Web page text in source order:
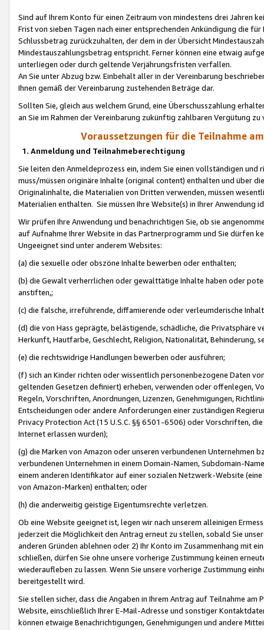
Sind auf Ihrem Konto für einen Zeitraum von mindestens drei Jahren
Frist von sieben Tagen nach einer entsprechenden Ankündigung die
Schlussbetrag zurückzuhalten, der dem in der Übersicht
Mindestauszahlungsbetrag entspricht. Ferner können eine etwaig
unterliegen oder durch geltende Verjährungsfristen verfallen.
An Sie unter Abzug bzw. Einbehalt aller in der Vereinbarung
Ihnen gemäß der Vereinbarung zustehenden Beträge dar.
Sollten Sie, gleich aus welchem Grund, eine Überschusszahlung
an Sie im Rahmen der Vereinbarung zukünftig zahlbaren Vergütung zu
Voraussetzungen für die Teilnahme
1. Anmeldung und Teilnahmeberechtigung
Sie leiten den Anmeldeprozess ein, indem Sie einen vollständigen
muss/müssen originäre Inhalte (original content) enthalten und über
Originalinhalte, die Materialien von Dritten verwenden, müssen
Materialien enthalten. Sie müssen Ihre Website(s) in Ihrer Anwendung
Wir prüfen Ihre Anwendung und benachrichtigen Sie, ob sie
auf Aufnahme Ihrer Website in das Partnerprogramm und Sie dürfen
Ungeeignet sind unter anderem Websites:
(a) die sexuelle oder obszöne Inhalte bewerben oder enthalten;
(b) die Gewalt verherrlichen oder gewalttätige Inhalte haben oder
anstiften,;
(c) die falsche, irreführende, diffamierende oder verleumderische
(d) die von Hass geprägte, belästigende, schädliche, die Privatsphäre
Herkunft, Hautfarbe, Geschlecht, Religion, Nationalität, Behinderung,
(e) die rechtswidrige Handlungen bewerben oder ausführen;
(f) sich an Kinder richten oder wissentlich personenbezogene Daten
geltenden Gesetzen definiert) erheben, verwenden oder offenlegen,
Regeln, Vorschriften, Anordnungen, Lizenzen, Genehmigungen,
Entscheidungen oder andere Anforderungen einer zuständigen
Privacy Protection Act (15 U.S.C. §§ 6501-6506) oder Vorschriften,
Internet erlassen wurden);
(g) die Marken von Amazon oder unseren verbundenen Unternehmen
verbundenen Unternehmen in einem Domain-Namen, Subdomain-
einem anderen Identifikator auf einer sozialen Netzwerk-Website
von Amazon-Marken) enthalten; oder
(h) die anderweitig geistige Eigentumsrechte verletzen.
Ob eine Website geeignet ist, legen wir nach unserem alleinigen
jederzeit die Möglichkeit den Antrag erneut zu stellen, sobald Sie
anderen Gründen ablehnen oder 2) Ihr Konto im Zusammenhang mit
schließen, dürfen Sie ohne unsere vorherige Zustimmung keinen
wiederaufleben zu lassen. Wenn Sie unsere vorherige Zustimmung
bereitgestellt wird.
Sie stellen sicher, dass die Angaben in Ihrem Antrag auf Teilnahme
Website, einschließlich Ihrer E-Mail-Adresse und sonstiger
können etwaige Benachrichtigungen, Genehmigungen und andere